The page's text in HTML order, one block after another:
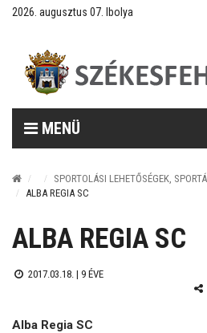
2026. augusztus 07. Ibolya
MENÜ
SPORTOLÁSI LEHETŐSÉGEK,
ALBA REGIA SC
ALBA REGIA SC
2017.03.18. | 9 ÉVE
Alba Regia SC